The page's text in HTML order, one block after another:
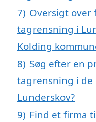
7) Oversigt
tagrensning i
Kolding
8) Søg efter en
tagrensning i
Lunderskov?
9) Find et firma